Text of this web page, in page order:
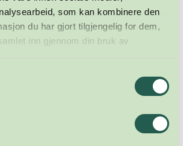
som kan kombinere den
du har gjort tilgjengelig for dem,
inn gjennom din bruk av